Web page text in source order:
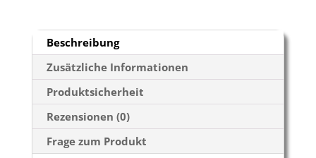
Beschreibung
Zusätzliche Informationen
Produktsicherheit
Rezensionen (0)
Frage zum Produkt